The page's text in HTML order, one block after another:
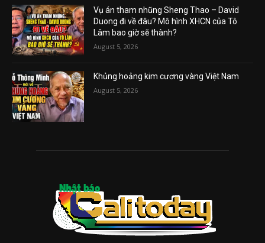
Vụ án tham nhũng Sheng Thao – David
Duong đi về đâu? Mô hình XHCN của Tô
Lâm bao giờ sẽ thành?
August 5, 2026
Khủng hoảng kim cương vàng Việt Nam
August 5, 2026